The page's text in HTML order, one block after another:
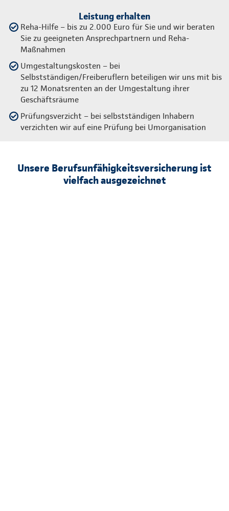
Leistung erhalten
Reha-Hilfe – bis zu 2.000 Euro für Sie und wir beraten
Sie zu geeigneten Ansprechpartnern und Reha-
Maßnahmen
Umgestaltungskosten – bei
Selbstständigen/Freiberuflern beteiligen wir uns mit bis
zu 12 Monatsrenten an der Umgestaltung ihrer
Geschäftsräume
Prüfungsverzicht – bei selbstständigen Inhabern
verzichten wir auf eine Prüfung bei Umorganisation
Unsere Berufsunfähigkeitsversicherung ist
vielfach ausgezeichnet